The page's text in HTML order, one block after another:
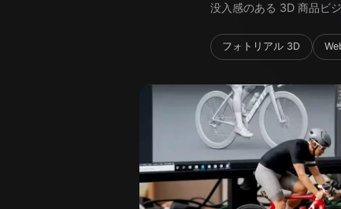
没入感のある 3D 商品ビ
フォトリアル 3D